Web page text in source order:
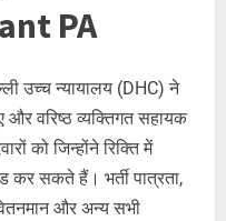
PA
उच्च न्यायालय (DHC) ने
और वरिष्ठ व्यक्तिगत सहायक
को जिन्होंने रिक्ति में
कर सकते हैं। भर्ती पात्रता,
और अन्य सभी